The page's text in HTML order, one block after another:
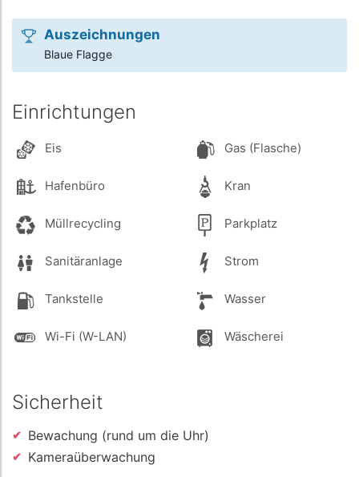
Auszeichnungen
Blaue Flagge
Einrichtungen
Eis Gas (Flasche)
Hafenbüro Kran
Müllrecycling Parkplatz
Sanitäranlage Strom
Tankstelle Wasser
Wi-Fi (W-LAN) Wäscherei
Sicherheit
Bewachung (rund um die Uhr)
Kameraüberwachung